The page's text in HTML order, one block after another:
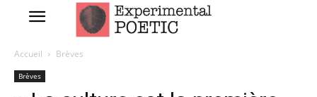
Accueil Brèves
Brèves